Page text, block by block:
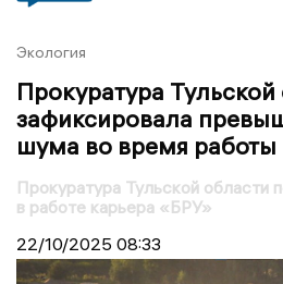
Экология
Прокуратура Тульской
зафиксировала
шума во время
Прокуратура Тульской области
в работе карьера «БРУ»
22/10/2025 08:33